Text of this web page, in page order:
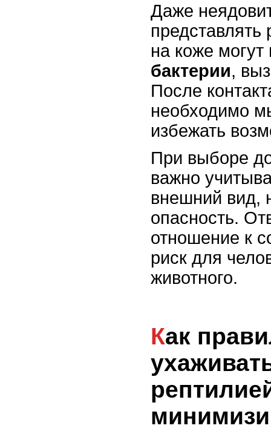
Даже
на коже могут
бактерии,
После
необходимо
избежать
При выборе
важно
внешний вид,
опасность.
отношение к
риск для
животного.
Как правильно